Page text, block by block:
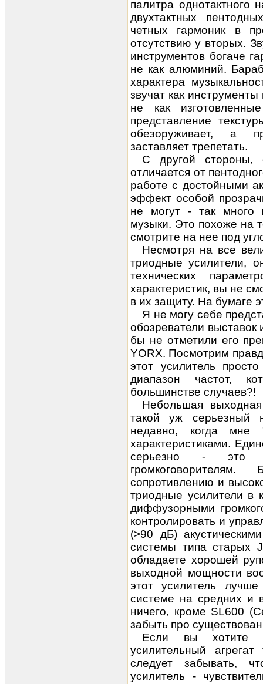
палитра
двухтактных
четных гармоник в
отсутствию у вторых.
инструментов богаче
не как алюминий.
характера
звучат как
не как
представление
обезоруживает, а
заставляет трепетать.
С другой стороны,
отличается от
работе с достойными
эффект особой
не могут - так много
музыки. Это похоже на
смотрите на нее под
Несмотря на все
триодные усилители,
технических
характеристик, вы не
в их защиту. На бумаге
Я не могу себе
обозреватели
бы не отметили его
YORX. Посмотрим
этот усилитель
диапазон частот,
большинстве случаев?!
Небольшая
такой уж серьезный
недавно, когда мне
характеристиками.
серьезно - это
сопротивлению и
триодные усилители в
диффузорными
контролировать и
(>90 дБ)
системы типа старых
обладаете хорошей
выходной мощности
этот усилитель
системе на средних и
ничего, кроме SL600
забыть про
Если вы хотите
усилительный
следует забывать,
усилитель -